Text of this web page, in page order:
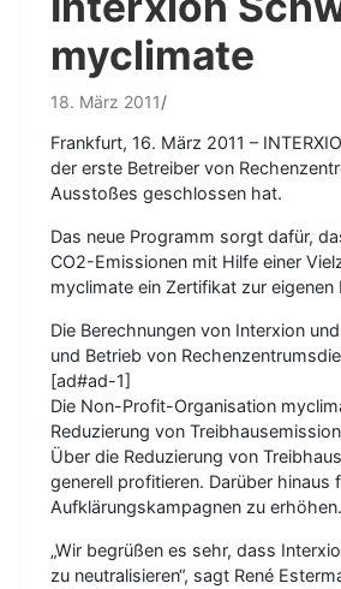
myclimate
18. März 2011
Frankfurt, 16. März 2011 –
der erste Betreiber von
Ausstoßes geschlossen hat.
Das neue Programm sorgt dafür,
CO2-Emissionen mit Hilfe einer
myclimate ein Zertifikat zur
Die Berechnungen von Interxion
und Betrieb von
[ad#ad-1]
Die Non-Profit-Organisation
Reduzierung von
Über die Reduzierung von
generell profitieren. Darüber
Aufklärungskampagnen zu
„Wir begrüßen es sehr, dass
zu neutralisieren“, sagt René